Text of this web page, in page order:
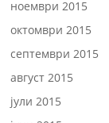
ноември 2015
октомври 2015
септември 2015
август 2015
јули 2015